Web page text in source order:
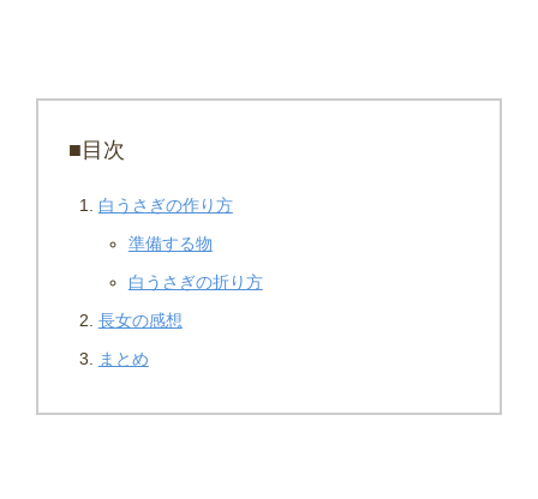
■目次
白うさぎの作り方
準備する物
白うさぎの折り方
長女の感想
まとめ